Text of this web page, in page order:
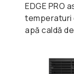
EDGE PRO
temperaturi
apă caldă